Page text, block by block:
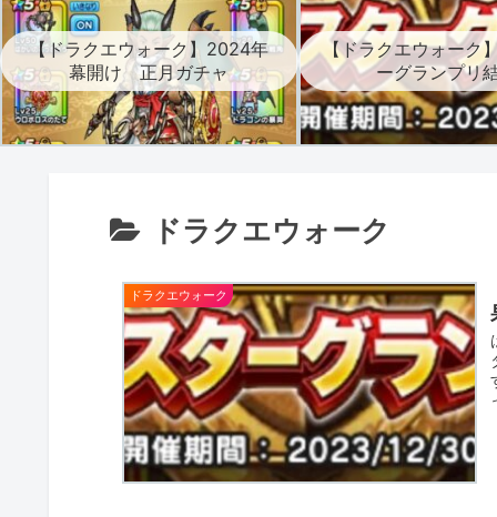
【ドラクエウォーク】2024年
幕開け 正月ガチャ
【ドラクエウォーク
ーグランプリ
ドラクエウォーク
ドラクエウォーク